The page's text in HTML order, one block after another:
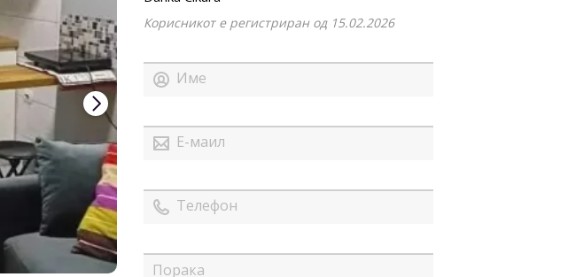
Корисникот е регистриран од 15.02.2026